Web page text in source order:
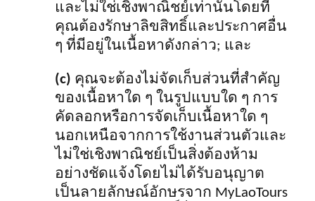
และไม่ใช่เชิงพาณิชย์เท่านั้นโดยที่
คุณต้องรักษาลิขสิทธิ์และประกาศอื่น
ๆ ที่มีอยู่ในเนื้อหาดังกล่าว; และ
(c) คุณจะต้องไม่จัดเก็บส่วนที่สำคัญ
ของเนื้อหาใด ๆ ในรูปแบบใด ๆ การ
คัดลอกหรือการจัดเก็บเนื้อหาใด ๆ
นอกเหนือจากการใช้งานส่วนตัวและ
ไม่ใช่เชิงพาณิชย์เป็นสิ่งต้องห้าม
อย่างชัดแจ้งโดยไม่ได้รับอนุญาต
เป็นลายลักษณ์อักษรจาก MyLaoTours